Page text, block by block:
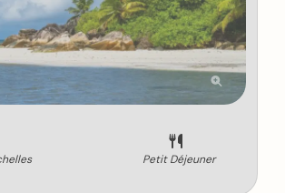
Petit Déjeuner